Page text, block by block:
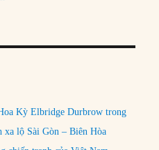
Kỳ Elbridge Durbrow trong
xa lộ Sài Gòn – Biên Hòa